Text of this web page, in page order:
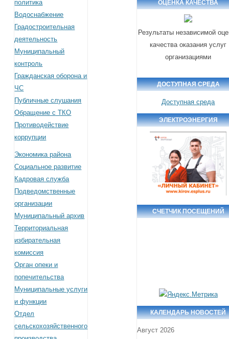
политика
Водоснабжение
Градостроительная
деятельность
Муниципальный
контроль
Гражданская оборона и
ЧС
Публичные слушания
Обращение с ТКО
Противодействие
коррупции
Экономика района
Социальное развитие
Кадровая служба
Подведомственные
организации
Муниципальный архив
Территориальная
избирательная
комиссия
Орган опеки и
попечительства
Муниципальные услуги
и функции
Отдел
сельскохозяйственного
ОЦЕНКА КАЧЕСТВА
Результаты независимой
качества оказания услуг
организациями
ДОСТУПНАЯ СРЕДА
Доступная среда
ЭЛЕКТРОЭНЕРГИЯ
СЧЕТЧИК ПОСЕЩЕНИЙ
КАЛЕНДАРЬ НОВОСТЕЙ
Август 2026